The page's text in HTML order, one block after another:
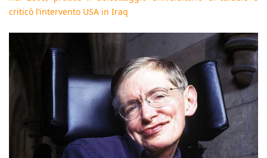
criticò l’intervento USA in Iraq